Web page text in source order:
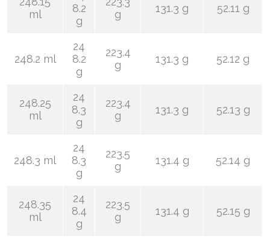
ml
8.2
g
g
131.3 g 52.11 g
248.2 ml
24
8.2
g
223.4
g
131.3 g 52.12 g
248.25
ml
24
8.3
g
223.4
g
131.3 g 52.13 g
248.3 ml
24
8.3
g
223.5
g
131.4 g 52.14 g
248.35
ml
24
8.4
g
223.5
g
131.4 g 52.15 g